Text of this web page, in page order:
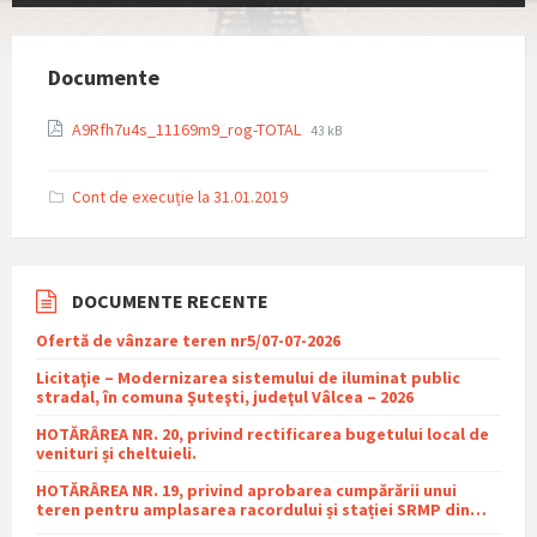
Documente
A9Rfh7u4s_11169m9_rog-TOTAL
File
File
43 kB
Cont de execuție la 31.01.2019
DOCUMENTE RECENTE
Ofertă de vânzare teren nr5/07-07-2026
Licitaţie – Modernizarea sistemului de iluminat public
stradal, în comuna Şuteşti, judeţul Vâlcea – 2026
HOTĂRÂREA NR. 20, privind rectificarea bugetului local de
venituri și cheltuieli.
HOTĂRÂREA NR. 19, privind aprobarea cumpărării unui
teren pentru amplasarea racordului și stației SRMP din